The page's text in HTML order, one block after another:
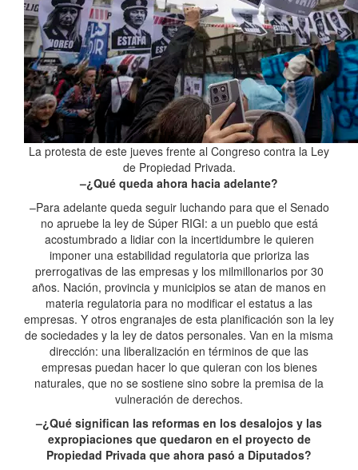
La protesta de este jueves frente al Congreso contra la Ley
de Propiedad Privada.
–¿Qué queda ahora hacia adelante?
–Para adelante queda seguir luchando para que el Senado
no apruebe la ley de Súper RIGI: a un pueblo que está
acostumbrado a lidiar con la incertidumbre le quieren
imponer una estabilidad regulatoria que prioriza las
prerrogativas de las empresas y los milmillonarios por 30
años. Nación, provincia y municipios se atan de manos en
materia regulatoria para no modificar el estatus a las
empresas. Y otros engranajes de esta planificación son la ley
de sociedades y la ley de datos personales. Van en la misma
dirección: una liberalización en términos de que las
empresas puedan hacer lo que quieran con los bienes
naturales, que no se sostiene sino sobre la premisa de la
vulneración de derechos.
–¿Qué significan las reformas en los desalojos y las
expropiaciones que quedaron en el proyecto de
Propiedad Privada que ahora pasó a Diputados?